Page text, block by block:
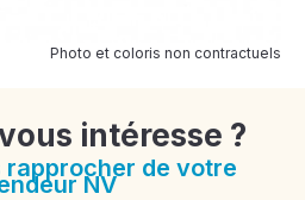
Photo et coloris non contractuels
intéresse ?
rapprocher de votre
NV